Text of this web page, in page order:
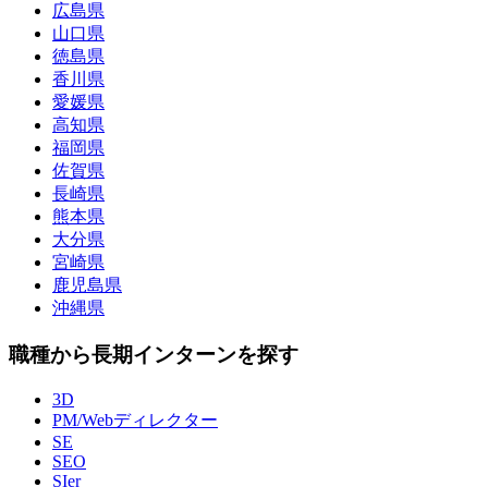
広島県
山口県
徳島県
香川県
愛媛県
高知県
福岡県
佐賀県
長崎県
熊本県
大分県
宮崎県
鹿児島県
沖縄県
職種から長期インターンを探す
3D
PM/Webディレクター
SE
SEO
SIer